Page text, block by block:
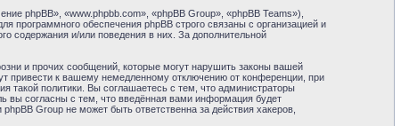
phpBB», «www.phpbb.com», «phpBB Group», «phpBB Teams»),
программного обеспечения phpBB строго связаны с организацией и
содержания и/или поведения в них. За дополнительной
и прочих сообщений, которые могут нарушить законы вашей
привести к вашему немедленному отключению от конференции, при
такой политики. Вы соглашаетесь с тем, что администраторы
вы согласны с тем, что введённая вами информация будет
Group не может быть ответственна за действия хакеров,